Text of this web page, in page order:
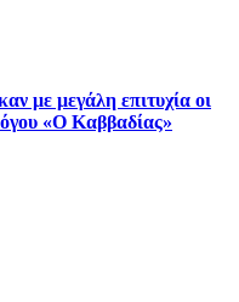
με μεγάλη επιτυχία οι
«Ο Καββαδίας»